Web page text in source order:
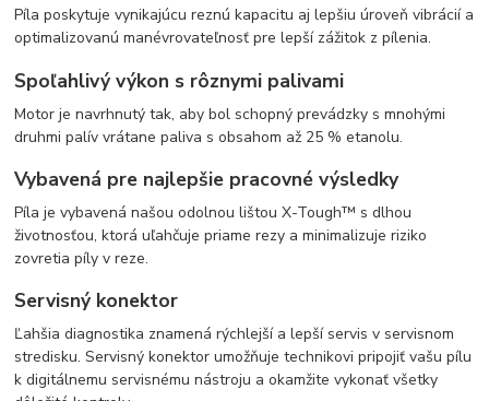
Píla poskytuje vynikajúcu reznú kapacitu aj lepšiu úroveň vibrácií a
optimalizovanú manévrovateľnosť pre lepší zážitok z pílenia.
Spoľahlivý výkon s rôznymi palivami
Motor je navrhnutý tak, aby bol schopný prevádzky s mnohými
druhmi palív vrátane paliva s obsahom až 25 % etanolu.
Vybavená pre najlepšie pracovné výsledky
Píla je vybavená našou odolnou lištou X-Tough™ s dlhou
životnosťou, ktorá uľahčuje priame rezy a minimalizuje riziko
zovretia píly v reze.
Servisný konektor
Ľahšia diagnostika znamená rýchlejší a lepší servis v servisnom
stredisku. Servisný konektor umožňuje technikovi pripojiť vašu pílu
k digitálnemu servisnému nástroju a okamžite vykonať všetky